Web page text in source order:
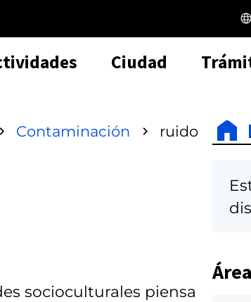
Ciudad
Contaminación ruido
socioculturales piensa